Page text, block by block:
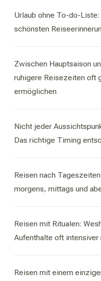
Urlaub ohne To-do-
schönsten
Zwischen Hauptsaison
ruhigere Reisezeiten oft
ermöglichen
Nicht jeder
Das richtige Timing
Reisen nach
morgens, mittags und
Reisen mit Ritualen:
Aufenthalte oft intensiver
Reisen mit einem